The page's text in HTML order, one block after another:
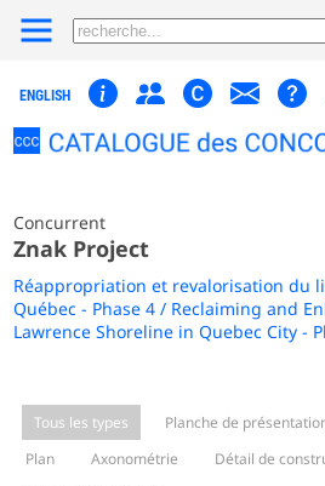
ENGLISH
Concurrent
Znak Project
Réappropriation et revalorisation du
Québec - Phase 4 / Reclaiming and
Lawrence Shoreline in Quebec City -
Tous les types Planche de
Plan
Axonométrie Détail de